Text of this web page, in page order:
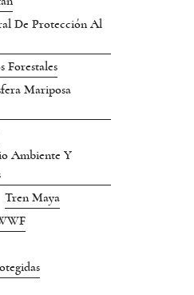
De Protección Al
Forestales
Mariposa
Ambiente Y
Tren Maya